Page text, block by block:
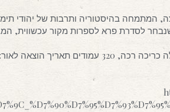
המתמחה בהיסטוריה ותרבות של יהודי
לסדרת פרא לספרות מקור עכשווית,